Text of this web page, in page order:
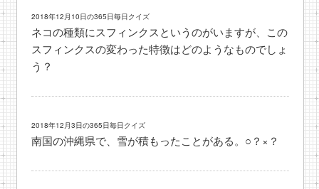
2018年12月10日の365日毎日クイズ
ネコの種類にスフィンクスというのがいますが、この
スフィンクスの変わった特徴はどのようなものでしょ
う？
2018年12月3日の365日毎日クイズ
南国の沖縄県で、雪が積もったことがある。○？×？